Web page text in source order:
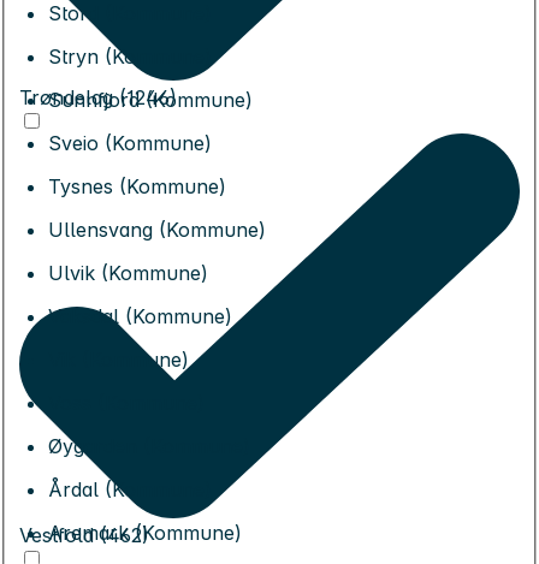
Stord (Kommune)
Stryn (Kommune)
Sunnfjord (Kommune)
Sveio (Kommune)
Tysnes (Kommune)
Ullensvang (Kommune)
Ulvik (Kommune)
Vaksdal (Kommune)
Vik (Kommune)
Øygarden (Kommune)
Årdal (Kommune)
Aremark (Kommune)
Trøndelag (1246)
Vestfold (462)